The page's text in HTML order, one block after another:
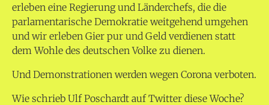
erleben eine Regierung und Länderchefs, die die
parlamentarische Demokratie weitgehend umgehen
und wir erleben Gier pur und Geld verdienen statt
dem Wohle des deutschen Volke zu dienen.
Und Demonstrationen werden wegen Corona verboten.
Wie schrieb Ulf Poschardt auf Twitter diese Woche?